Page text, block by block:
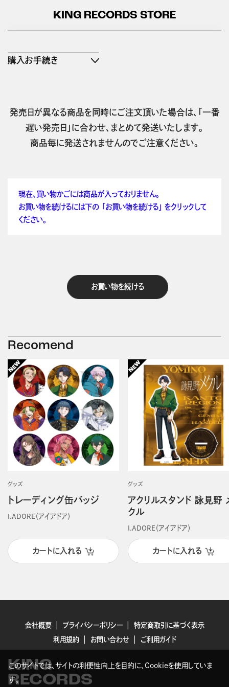
KING RECORDS STORE
購入お手続き
発売日が異なる商品を同時にご注文頂いた場合は、「一番
遅い発売日」に合わせ、まとめて発送いたします。
商品毎に発送されませんのでご注意ください。
現在、買い物かごには商品が入っておりません。
お買い物を続けるには下の 「お買い物を続ける」 をクリックして
ください。
お買い物を続ける
Recomend
グッズ
トレーディング缶バッジ
I.ADORE（アイアドア）
カートに入れる
グッズ
アクリルスタンド 詠見野
クル
I.ADORE（アイアドア）
カートに入れる
会社概要 プライバシーポリシー
特定商取引に基づく表示
利用規約
お問い合わせ ご利用ガイド
KING
RECORDS
このサイトでは、サイトの利便性向上を目的に、Cookieを使用していま
す。